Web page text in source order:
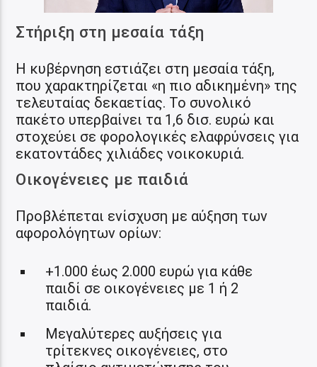
Στήριξη στη μεσαία τάξη
Η κυβέρνηση εστιάζει στη μεσαία τάξη,
που χαρακτηρίζεται «η πιο αδικημένη» της
τελευταίας δεκαετίας. Το συνολικό
πακέτο υπερβαίνει τα 1,6 δισ. ευρώ και
στοχεύει σε φορολογικές ελαφρύνσεις για
εκατοντάδες χιλιάδες νοικοκυριά.
Οικογένειες με παιδιά
Προβλέπεται ενίσχυση με αύξηση των
αφορολόγητων ορίων:
+1.000 έως 2.000 ευρώ για κάθε
παιδί σε οικογένειες με 1 ή 2
παιδιά.
Μεγαλύτερες αυξήσεις για
τρίτεκνες οικογένειες, στο